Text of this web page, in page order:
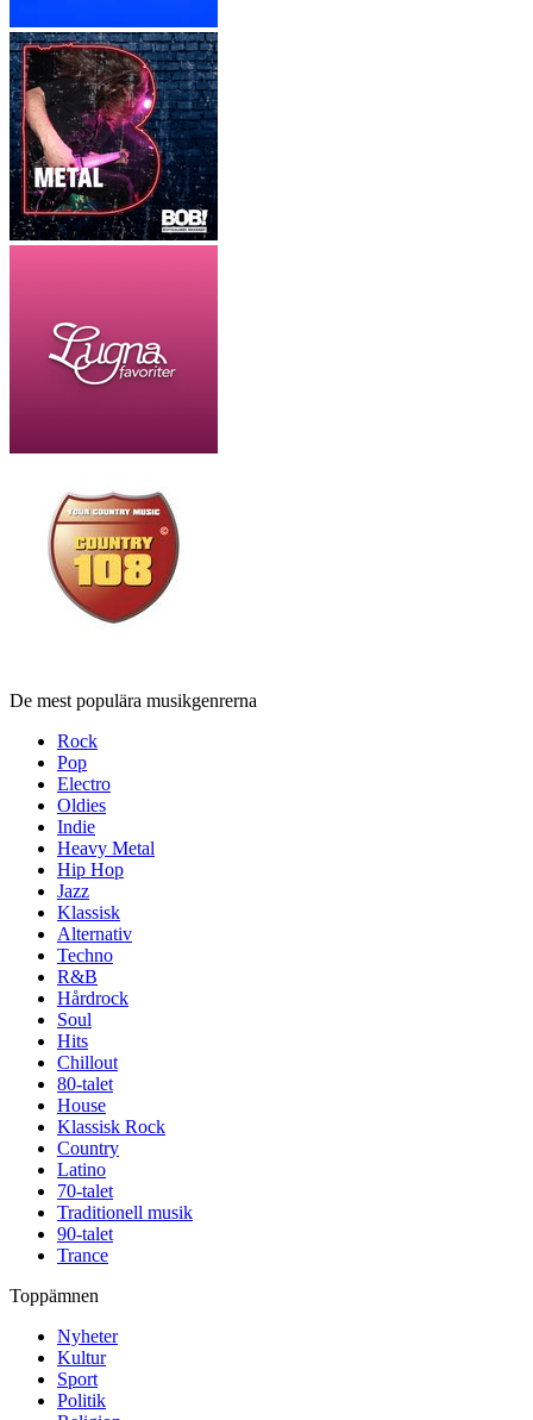
De mest populära musikgenrerna
Rock
Pop
Electro
Oldies
Indie
Heavy Metal
Hip Hop
Jazz
Klassisk
Alternativ
Techno
R&B
Hårdrock
Soul
Hits
Chillout
80-talet
House
Klassisk Rock
Country
Latino
70-talet
Traditionell musik
90-talet
Trance
Toppämnen
Nyheter
Kultur
Sport
Politik